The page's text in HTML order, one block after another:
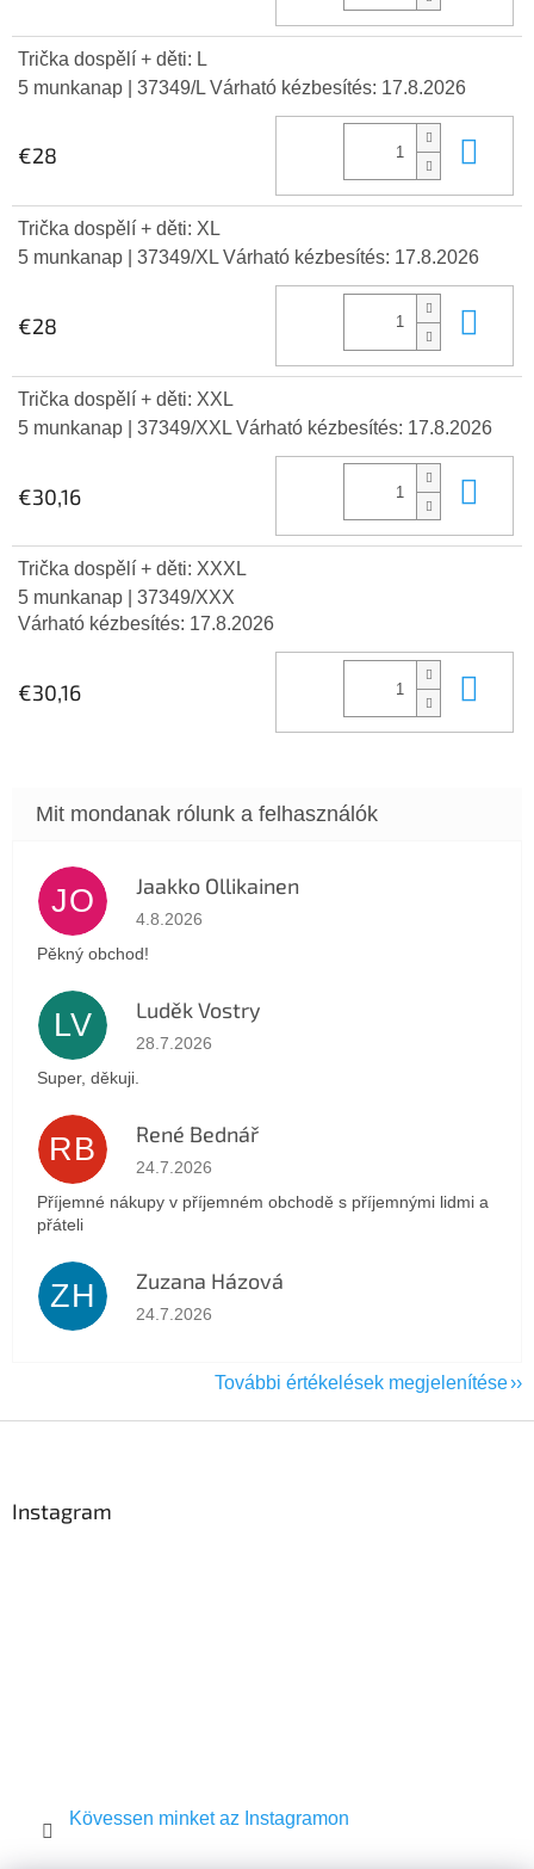
Trička dospělí + děti: L
5 munkanap
| 37349/L Várható kézbesítés: 17.8.2026
€28
Trička dospělí + děti: XL
5 munkanap
| 37349/XL Várható kézbesítés: 17.8.2026
€28
Trička dospělí + děti: XXL
5 munkanap
| 37349/XXL Várható kézbesítés: 17.8.2026
€30,16
Trička dospělí + děti: XXXL
5 munkanap
| 37349/XXX
Várható kézbesítés: 17.8.2026
€30,16
JO Jaakko Ollikainen
Az áruház értékelése 5-ből 5 csillag.
4.8.2026
Pěkný obchod!
LV Luděk Vostry
Az áruház értékelése 5-ből 5 csillag.
28.7.2026
Super, děkuji.
RB René Bednář
Az áruház értékelése 5-ből 5 csillag.
24.7.2026
Příjemné nákupy v příjemném obchodě s příjemnými lidmi a
přáteli
ZH Zuzana Házová
Az áruház értékelése 5-ből 5 csillag.
24.7.2026
További értékelések megjelenítése
Instagram
Kövessen minket az Instagramon